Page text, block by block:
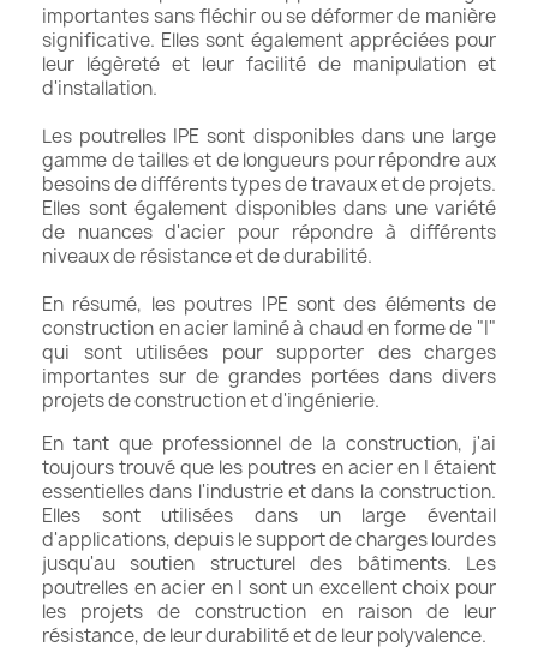
importantes sans fléchir ou se déformer de manière
significative. Elles sont également appréciées pour
leur légèreté et leur facilité de manipulation et
d'installation.
Les poutrelles IPE sont disponibles dans une large
gamme de tailles et de longueurs pour répondre aux
besoins de différents types de travaux et de projets.
Elles sont également disponibles dans une variété
de nuances d'acier pour répondre à différents
niveaux de résistance et de durabilité.
En résumé, les poutres IPE sont des éléments de
construction en acier laminé à chaud en forme de "I"
qui sont utilisées pour supporter des charges
importantes sur de grandes portées dans divers
projets de construction et d'ingénierie.
En tant que professionnel de la construction, j'ai
toujours trouvé que les poutres en acier en I étaient
essentielles dans l'industrie et dans la construction.
Elles sont utilisées dans un large éventail
d'applications, depuis le support de charges lourdes
jusqu'au soutien structurel des bâtiments. Les
poutrelles en acier en I sont un excellent choix pour
les projets de construction en raison de leur
résistance, de leur durabilité et de leur polyvalence.